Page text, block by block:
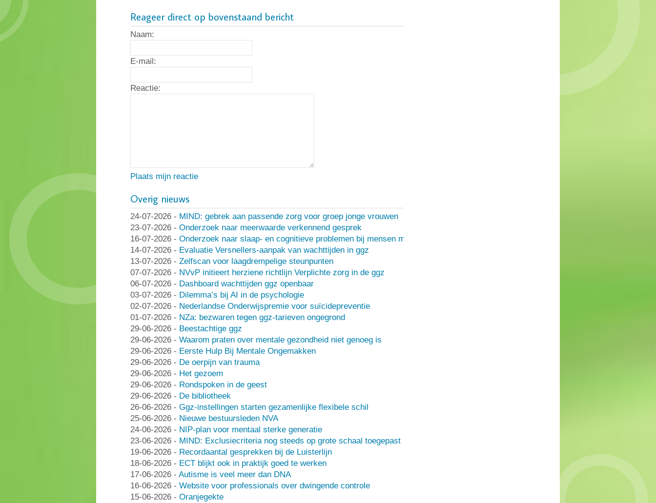
Reageer direct op bovenstaand bericht
Naam:
E-mail:
Reactie:
Plaats mijn reactie
Overig nieuws
24-07-2026 - MIND: gebrek aan passende zorg voor groep jonge vrouwen
23-07-2026 - Onderzoek naar meerwaarde verkennend gesprek
16-07-2026 - Onderzoek naar slaap- en cognitieve problemen bij mensen met een depressie
14-07-2026 - Evaluatie Versnellers-aanpak van wachttijden in ggz
13-07-2026 - Zelfscan voor laagdrempelige steunpunten
07-07-2026 - NVvP initieert herziene richtlijn Verplichte zorg in de ggz
06-07-2026 - Dashboard wachttijden ggz openbaar
03-07-2026 - Dilemma’s bij AI in de psychologie
02-07-2026 - Nederlandse Onderwijspremie voor suïcidepreventie
01-07-2026 - NZa: bezwaren tegen ggz-tarieven ongegrond
29-06-2026 - Beestachtige ggz
29-06-2026 - Waarom praten over mentale gezondheid niet genoeg is
29-06-2026 - Eerste Hulp Bij Mentale Ongemakken
29-06-2026 - De oerpijn van trauma
29-06-2026 - Het gezoem
29-06-2026 - Rondspoken in de geest
29-06-2026 - De bibliotheek
26-06-2026 - Ggz-instellingen starten gezamenlijke flexibele schil
25-06-2026 - Nieuwe bestuursleden NVA
24-06-2026 - NIP-plan voor mentaal sterke generatie
23-06-2026 - MIND: Exclusiecriteria nog steeds op grote schaal toegepast
19-06-2026 - Recordaantal gesprekken bij de Luisterlijn
18-06-2026 - ECT blijkt ook in praktijk goed te werken
17-06-2026 - Autisme is veel meer dan DNA
16-06-2026 - Website voor professionals over dwingende controle
15-06-2026 - Oranjegekte